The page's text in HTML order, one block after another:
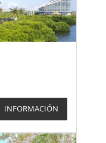
INFORMACIÓN